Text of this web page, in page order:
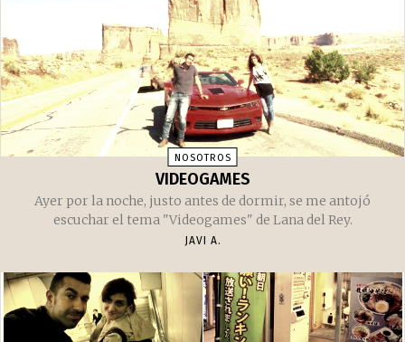
NOSOTROS
VIDEOGAMES
Ayer por la noche, justo antes de dormir, se me antojó
escuchar el tema "Videogames" de Lana del Rey.
JAVI A.